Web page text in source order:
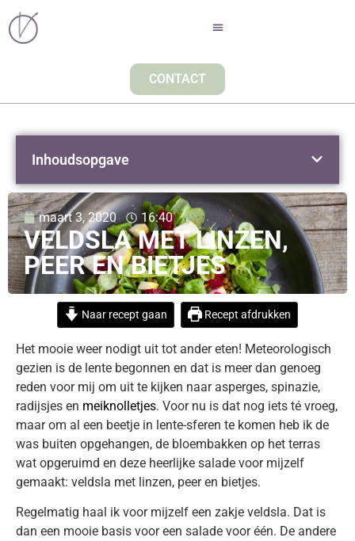
CONTACT
maart 3, 2020 16:40
VELDSLA MET LINZEN,
PEER EN BIETJES
Naar recept gaan Recept afdrukken
Het mooie weer nodigt uit tot ander eten! Meteorologisch
gezien is de lente begonnen en dat is meer dan genoeg
reden voor mij om uit te kijken naar asperges, spinazie,
radijsjes en meiknolletjes. Voor nu is dat nog iets té vroeg,
maar om al een beetje in lente-sferen te komen heb ik de
was buiten opgehangen, de bloembakken op het terras
wat opgeruimd en deze heerlijke salade voor mijzelf
gemaakt: veldsla met linzen, peer en bietjes.
Regelmatig haal ik voor mijzelf een zakje veldsla. Dat is
dan een mooie basis voor een salade voor één. De andere
Inhoudsopgave